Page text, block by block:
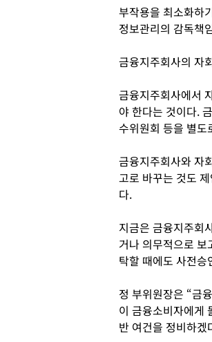
부작용을 최소화하
정보관리의 감독책
금융지주회사의 자
금융지주회사에서
야 한다는 것이다.
수위원회 등을 별도
금융지주회사와 자
고로 바꾸는 것도
다.
지금은 금융지주회
거나 의무적으로
탁할 때에도 사전
정 부위원장은 “금
이 금융소비자에게
반 여건을 정비하